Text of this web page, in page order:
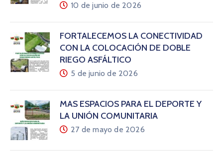
10 de junio de 2026
FORTALECEMOS LA CONECTIVIDAD
CON LA COLOCACIÓN DE DOBLE
RIEGO ASFÁLTICO
5 de junio de 2026
MÁS ESPACIOS PARA EL DEPORTE Y
LA UNIÓN COMUNITARIA
27 de mayo de 2026